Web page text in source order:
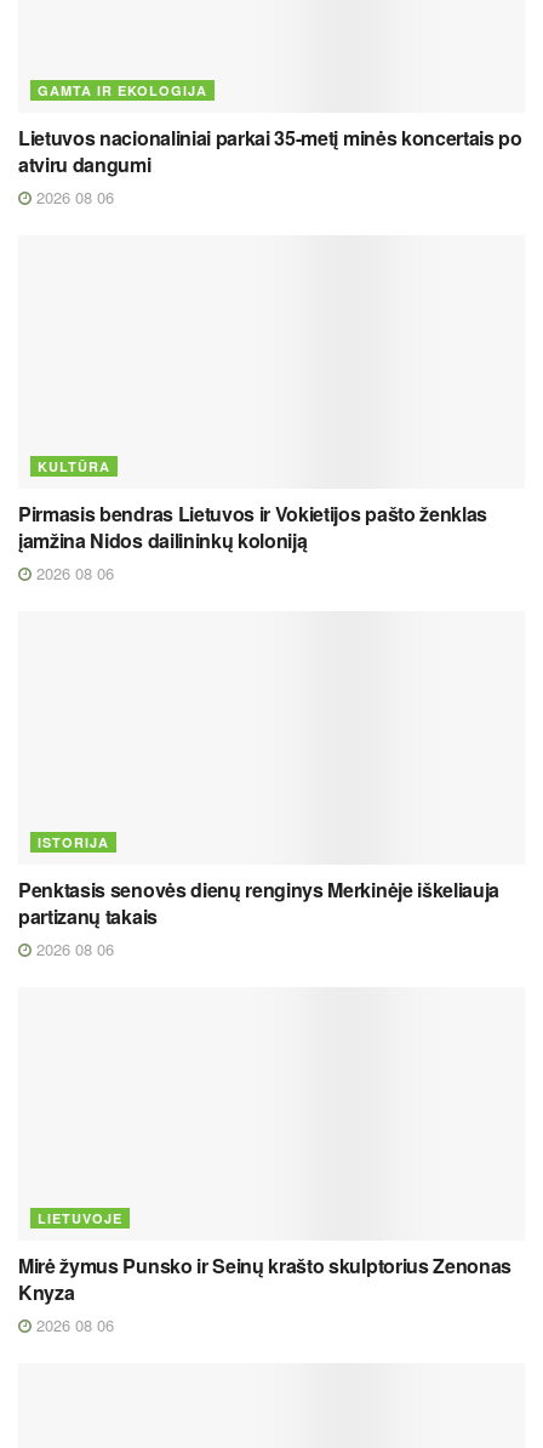
GAMTA IR EKOLOGIJA
Lietuvos nacionaliniai parkai 35-metį minės koncertais po
atviru dangumi
2026 08 06
KULTŪRA
Pirmasis bendras Lietuvos ir Vokietijos pašto ženklas
įamžina Nidos dailininkų koloniją
2026 08 06
ISTORIJA
Penktasis senovės dienų renginys Merkinėje iškeliauja
partizanų takais
2026 08 06
LIETUVOJE
Mirė žymus Punsko ir Seinų krašto skulptorius Zenonas
Knyza
2026 08 06